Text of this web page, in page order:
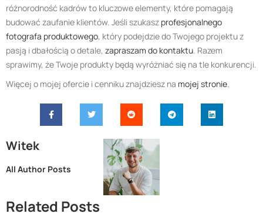
różnorodność kadrów to kluczowe elementy, które pomagają
budować zaufanie klientów. Jeśli szukasz profesjonalnego
fotografa produktowego, który podejdzie do Twojego projektu z
pasją i dbałością o detale, zapraszam do kontaktu. Razem
sprawimy, że Twoje produkty będą wyróżniać się na tle konkurencji.
Więcej o mojej ofercie i cenniku znajdziesz na mojej stronie.
Witek
All Author Posts
Related Posts